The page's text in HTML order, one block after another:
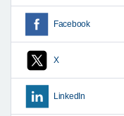
Facebook
X
LinkedIn